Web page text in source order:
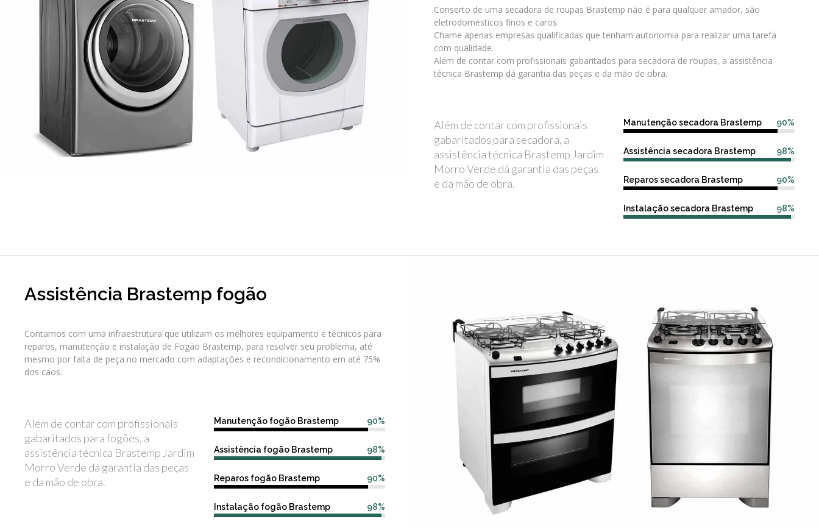
Conserto de uma secadora de roupas Brastemp não é para qualquer amador, são
eletrodomésticos finos e caros.
Chame apenas empresas qualificadas que tenham autonomia para realizar uma tarefa
com qualidade.
Além de contar com profissionais gabaritados para secadora de roupas, a assistência
técnica Brastemp dá garantia das peças e da mão de obra.
Além de contar com profissionais
gabaritados para secadora, a
assistência técnica Brastemp Jardim
Morro Verde dá garantia das peças
e da mão de obra.
90%
Manutenção secadora Brastemp
98%
Assistência secadora Brastemp
90%
Reparos secadora Brastemp
98%
Instalação secadora Brastemp
Assistência Brastemp fogão
Contamos com uma infraestrutura que utilizam os melhores equipamento e técnicos para
reparos, manutenção e instalação de Fogão Brastemp, para resolver seu problema, até
mesmo por falta de peça no mercado com adaptações e recondicionamento em até 75%
dos caos.
Além de contar com profissionais
gabaritados para fogões, a
assistência técnica Brastemp Jardim
Morro Verde dá garantia das peças
e da mão de obra.
90%
Manutenção fogão Brastemp
98%
Assistência fogão Brastemp
90%
Reparos fogão Brastemp
98%
Instalação fogão Brastemp